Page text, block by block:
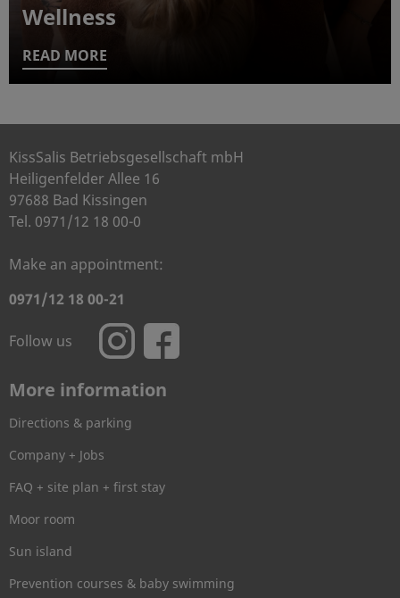
Wellness
READ MORE
KissSalis Betriebsgesellschaft mbH
Heiligenfelder Allee 16
97688 Bad Kissingen
Tel. 0971/12 18 00-0
Make an appointment:
0971/12 18 00-21
Follow us
More information
Directions & parking
Company + Jobs
FAQ + site plan + first stay
Moor room
Sun island
Prevention courses & baby swimming